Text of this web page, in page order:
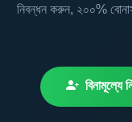
নিবন্ধন করুন, ২০০% বোনাস
বিনামূল্যে